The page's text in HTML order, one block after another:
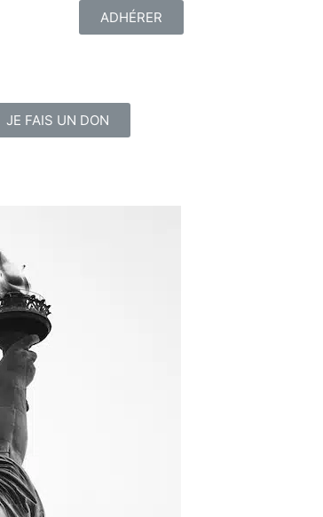
ADHÉRER
JE FAIS UN DON